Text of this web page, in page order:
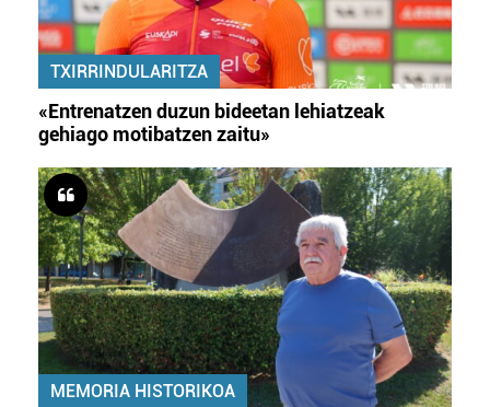
TXIRRINDULARITZA
«Entrenatzen duzun bideetan lehiatzeak
gehiago motibatzen zaitu»
MEMORIA HISTORIKOA